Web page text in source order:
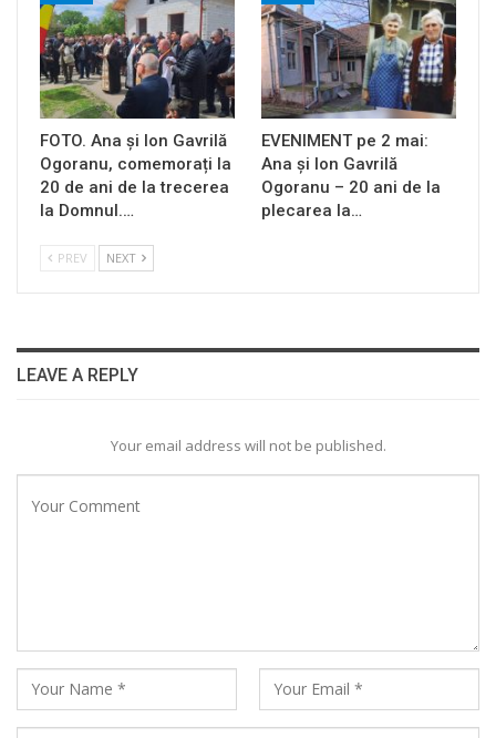
FOTO. Ana și Ion Gavrilă
Ogoranu, comemorați la
20 de ani de la trecerea
la Domnul.…
EVENIMENT pe 2 mai:
Ana și Ion Gavrilă
Ogoranu – 20 ani de la
plecarea la…
PREV NEXT
LEAVE A REPLY
Your email address will not be published.